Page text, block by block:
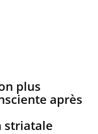
plus
après
striatale